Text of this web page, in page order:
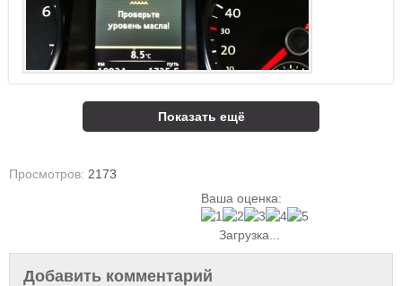
Показать ещё
Просмотров: 2173
Ваша оценка:
Загрузка...
Добавить комментарий